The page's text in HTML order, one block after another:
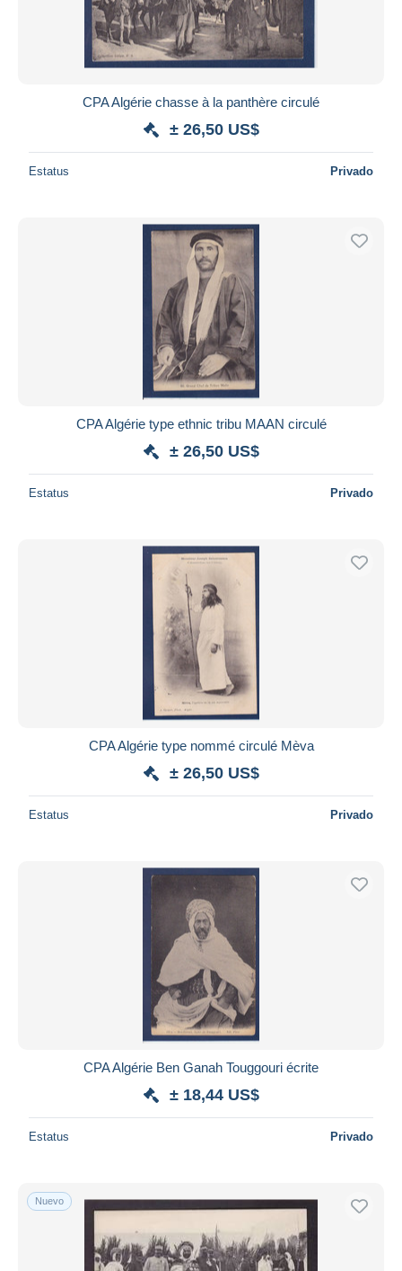
CPA Algérie chasse à la panthère circulé
± 26,50 US$
Estatus Privado
CPA Algérie type ethnic tribu MAAN circulé
± 26,50 US$
Estatus Privado
CPA Algérie type nommé circulé Mèva
± 26,50 US$
Estatus Privado
CPA Algérie Ben Ganah Touggouri écrite
± 18,44 US$
Estatus Privado
Nuevo